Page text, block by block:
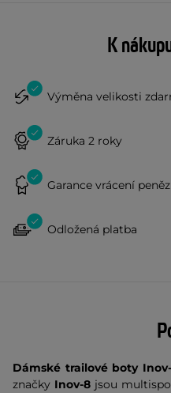
K
Výměna velikosti
Záruka 2 roky
Garance vrácení peněz
Odložená platba
Dámské trailové boty
značky Inov-8 jsou